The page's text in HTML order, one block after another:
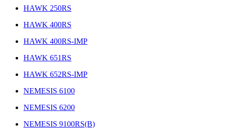
HAWK 250RS
HAWK 400RS
HAWK 400RS-IMP
HAWK 651RS
HAWK 652RS-IMP
NEMESIS 6100
NEMESIS 6200
NEMESIS 9100RS(B)